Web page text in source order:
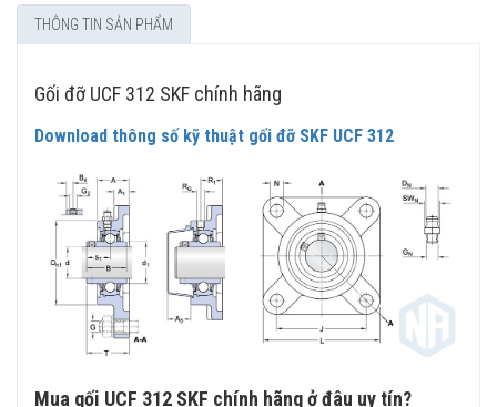
THÔNG TIN SẢN PHẨM
Gối đỡ UCF 312 SKF chính hãng
Download thông số kỹ thuật gối đỡ SKF UCF 312
Mua gối UCF 312 SKF chính hãng ở đâu uy tín?